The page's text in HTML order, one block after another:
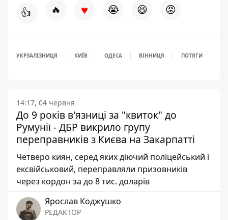
👍 🔥 ♥ 😭 😆 😡
УКРЗАЛІЗНИЦЯ КИЇВ ОДЕСА ВІННИЦЯ ПОТЯГИ
14:17, 04 червня
До 9 років в'язниці за "квиток" до
Румунії - ДБР викрило групу
переправників з Києва на Закарпатті
Четверо киян, серед яких діючий поліцейський і
ексвійськовий, переправляли призовників
через кордон за до 8 тис. доларів
Ярослав Коджушко
РЕДАКТОР